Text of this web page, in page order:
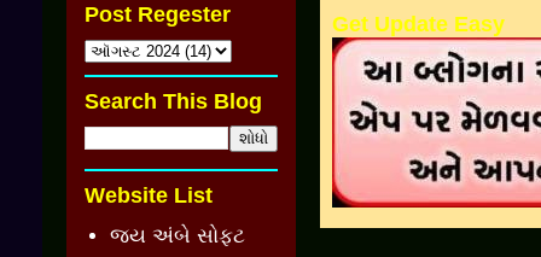
Get Update Easy
Post Regester
Search This Blog
Website List
જય અંબે સોફ્ટ